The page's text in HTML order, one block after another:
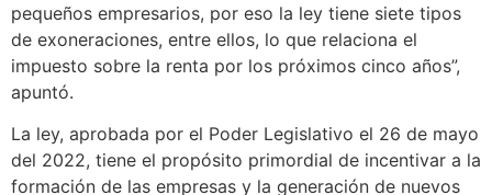
pequeños empresarios, por eso la ley tiene siete tipos
de exoneraciones, entre ellos, lo que relaciona el
impuesto sobre la renta por los próximos cinco años”,
apuntó.
La ley, aprobada por el Poder Legislativo el 26 de mayo
del 2022, tiene el propósito primordial de incentivar a la
formación de las empresas y la generación de nuevos